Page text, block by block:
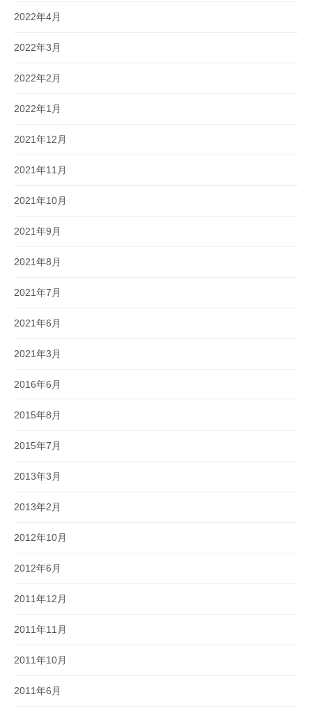
2022年4月
2022年3月
2022年2月
2022年1月
2021年12月
2021年11月
2021年10月
2021年9月
2021年8月
2021年7月
2021年6月
2021年3月
2016年6月
2015年8月
2015年7月
2013年3月
2013年2月
2012年10月
2012年6月
2011年12月
2011年11月
2011年10月
2011年6月